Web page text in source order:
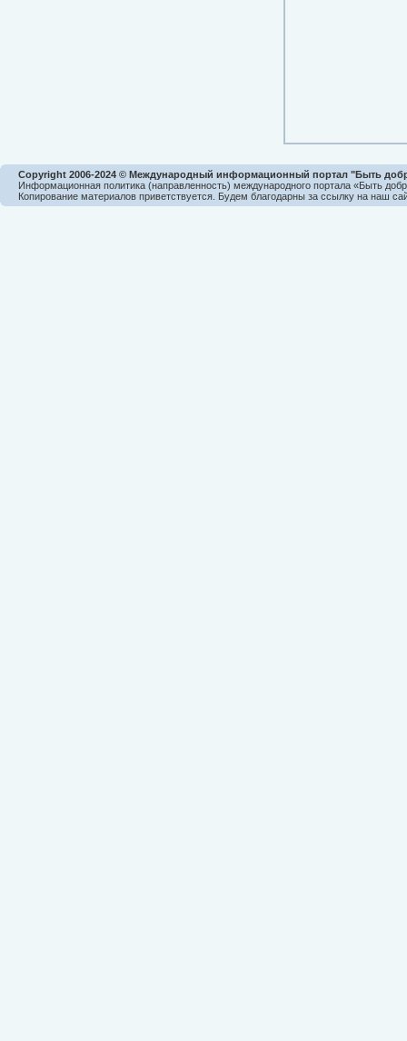
Copyright 2006-2024 © Международный информационный портал "Быть
Информационная политика (направленность) международного портала «Быть
Копирование материалов приветствуется. Будем благодарны за ссылку на наш